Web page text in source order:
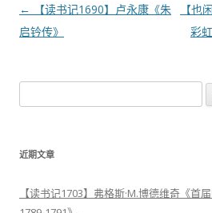
文
章
←
【读书记1690】卢永康《朱
启钤传》
【也
彩
索
近期文章
【读书记1703】弗格斯·M.博德维奇《首